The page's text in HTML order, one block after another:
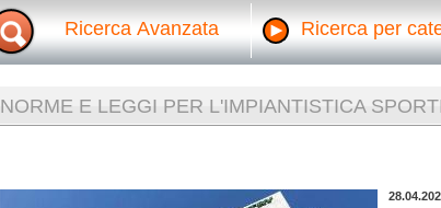
Ricerca Avanzata Ricerca per
NORME E LEGGI PER L'IMPIANTISTICA